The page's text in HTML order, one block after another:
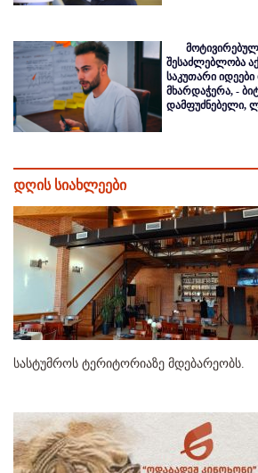
შესაძლებლობა
საკუთარი
მხარდაჭერა, -
დამფუძნებელი,
დღის სიახლეები
სასტუმროს ტერიტორიაზე მდებარეობს.